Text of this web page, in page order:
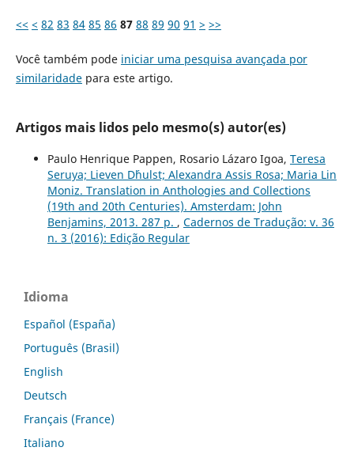
<< < 82 83 84 85 86 87 88 89 90 91 > >>
Você também pode iniciar uma pesquisa avançada por
similaridadepara este artigo.
Artigos mais lidos pelo mesmo(s) autor(es)
Paulo Henrique Pappen, Rosario Lázaro Igoa, Teresa
Seruya; Lieven D´hulst; Alexandra Assis Rosa; Maria Lin
Moniz. Translation in Anthologies and Collections
(19th and 20th Centuries). Amsterdam: John
Benjamins, 2013. 287 p. , Cadernos de Tradução: v. 36
n. 3 (2016): Edição Regular
Idioma
Español (España)
Português (Brasil)
English
Deutsch
Français (France)
Italiano